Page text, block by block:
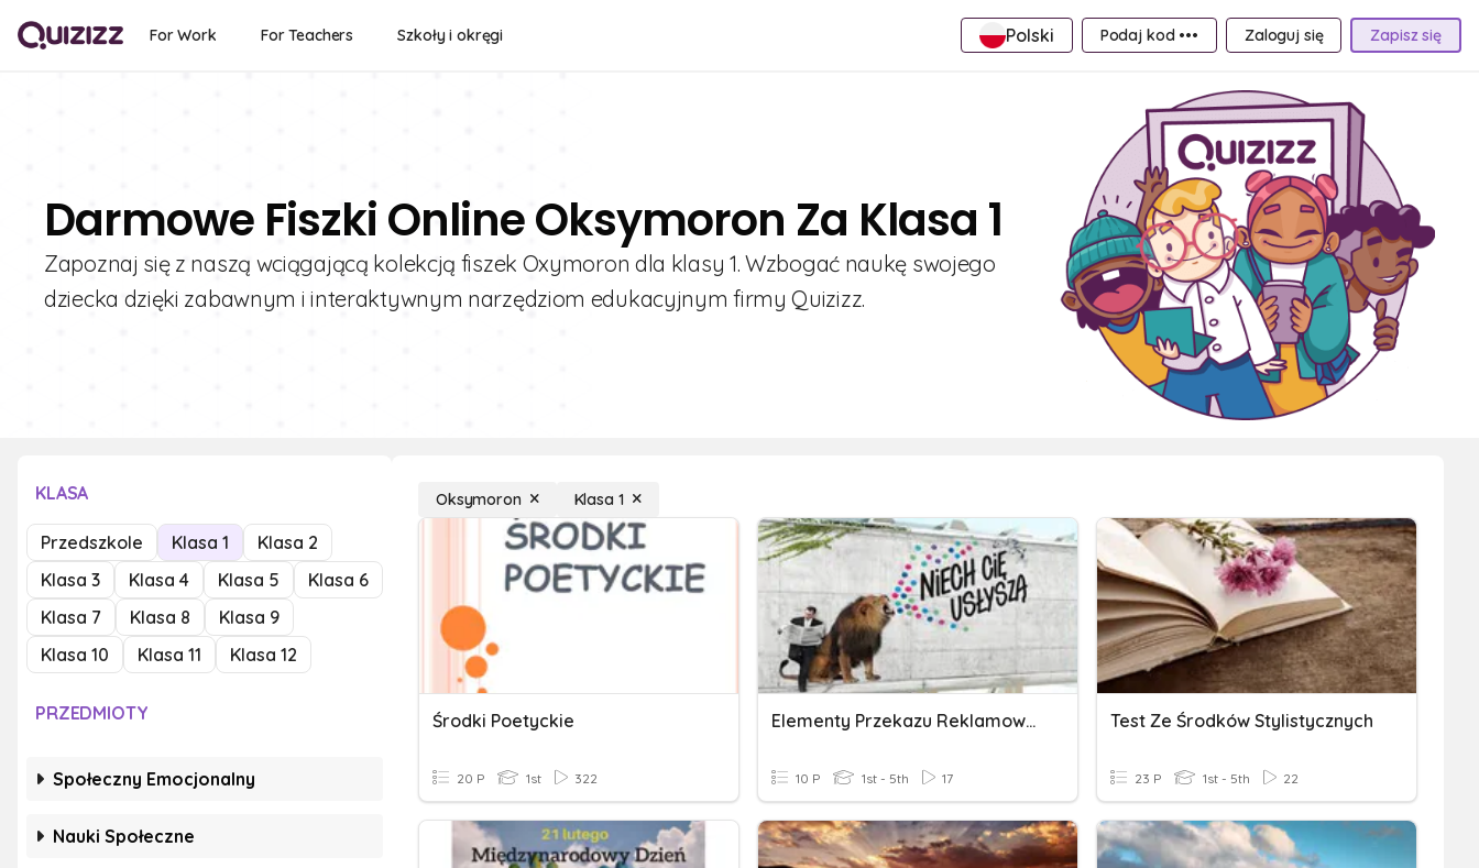
For Work For Teachers Szkoły i okręgi Polski Podaj kod ••• Zaloguj się Zapisz się
Darmowe Fiszki Online Oksymoron Za Klasa 1
Zapoznaj się z naszą wciągającą kolekcją fiszek Oxymoron dla klasy 1. Wzbogać naukę swojego
dziecka dzięki zabawnym i interaktywnym narzędziom edukacyjnym firmy Quizizz.
KLASA
Przedszkole Klasa 1
Klasa 2
Klasa 3
Klasa 4 Klasa 5
Klasa 6
Klasa 7
Klasa 8
Klasa 9
Klasa 10
Klasa 11 Klasa 12
PRZEDMIOTY
Społeczny Emocjonalny
Nauki Społeczne
Oksymoron Klasa 1
Środki Poetyckie
20 P 1st 322
Elementy Przekazu Reklamowego_powtórzenie_TR
10 P 1st - 5th 17
Test Ze Środków Stylistycznych
23 P 1st - 5th 22